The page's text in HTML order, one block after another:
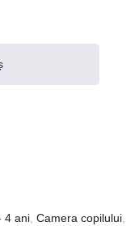
4 ani, Camera copilului,